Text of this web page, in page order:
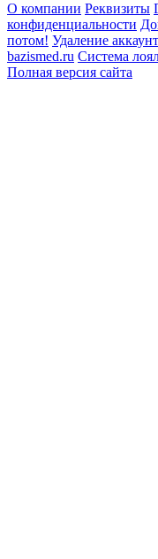
О компании Реквизиты
конфиденциальности
потом! Удаление
bazismed.ru Система
Полная версия сайта